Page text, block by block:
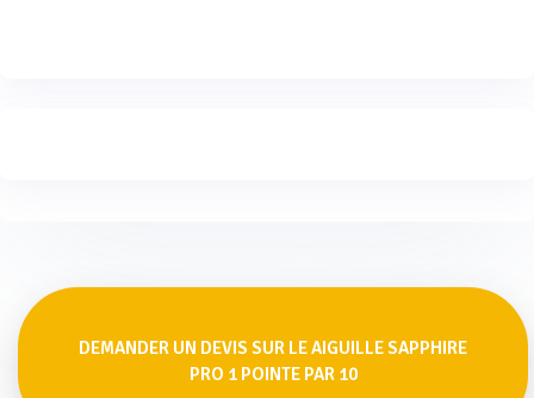
DEMANDER UN DEVIS SUR LE AIGUILLE SAPPHIRE
PRO 1 POINTE PAR 10